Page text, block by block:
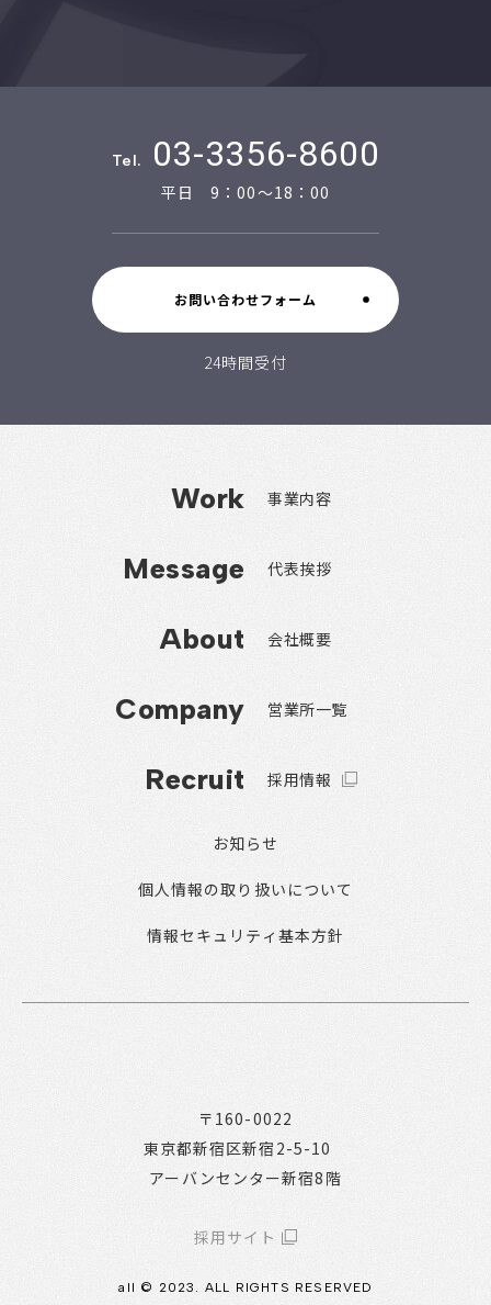
Tel. 03-3356-8600
平日 9：00～18：00
お問い合わせフォーム
24時間受付
〒160-0022
東京都新宿区新宿2-5-10
アーバンセンター新宿8階
採用サイト
Work 事業内容
Message 代表挨拶
About 会社概要
Company 営業所一覧
Recruit 採用情報
お知らせ
個人情報の取り扱いについて
情報セキュリティ基本方針
all © 2023. ALL RIGHTS RESERVED